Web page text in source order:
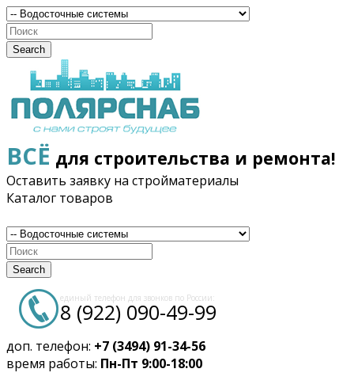
Search
ВСЁ для строительства и ремонта!
Оставить заявку на стройматериалы
Каталог товаров
Search
единый телефон для звонков по России:
8 (922) 090-49-99
доп. телефон: +7 (3494) 91-34-56
время работы: Пн-Пт 9:00-18:00